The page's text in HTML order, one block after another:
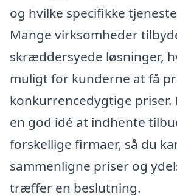
og hvilke specifikke
Mange virksomheder
skræddersyede løsninger,
muligt for kunderne at få
konkurrencedygtige
en god idé at indhente
forskellige firmaer, så du
sammenligne priser og
træffer en beslutning.